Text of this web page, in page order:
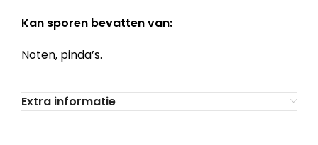
Kan sporen bevatten van:
Noten, pinda’s.
Extra informatie